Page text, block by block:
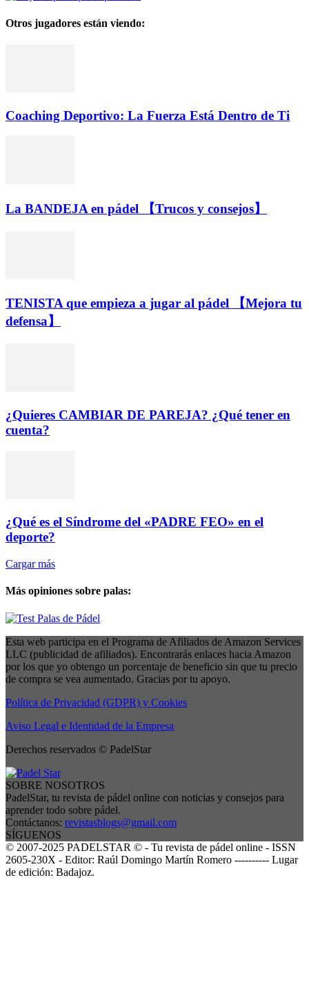
Otros jugadores están viendo:
Coaching Deportivo: La Fuerza Está Dentro de Ti
La BANDEJA en pádel 【Trucos y consejos】
TENISTA que empieza a jugar al pádel 【Mejora tu
defensa】
¿Quieres CAMBIAR DE PAREJA? ¿Qué tener en
cuenta?
¿Qué es el Síndrome del «PADRE FEO» en el
deporte?
Cargar más
Más opiniones sobre palas:
Esta web participa en el Programa de Afiliados de Amazon Services
LLC (publicidad de afiliados). Encontrarás enlaces hacia Amazon
por los que yo obtengo un porcentaje de beneficio sin que tu precio
de compra se vea aumentado. Gracias por tu apoyo.
Política de Privacidad (GDPR) y Cookies
Aviso Legal e Identidad de la Empresa
Derechos reservados © PadelStar
SOBRE NOSOTROS
PadelStar, tu revista de pádel online con noticias y consejos para
aprender todo sobre pádel.
Contáctanos: revistasblogs@gmail.com
SÍGUENOS
© 2007-2025 PADELSTAR © - Tu revista de pádel online - ISSN
2605-230X - Editor: Raúl Domingo Martín Romero ---------- Lugar
de edición: Badajoz.